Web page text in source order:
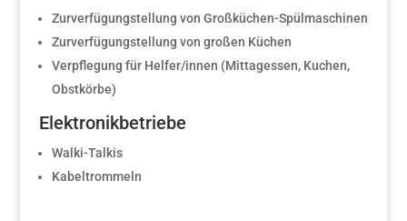
Zurverfügungstellung von Großküchen-Spülmaschinen
Zurverfügungstellung von großen Küchen
Verpflegung für Helfer/innen (Mittagessen, Kuchen,
Obstkörbe)
Elektronikbetriebe
Walki-Talkis
Kabeltrommeln